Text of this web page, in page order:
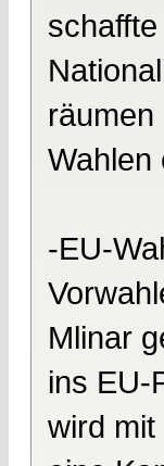
Wahlen
-EU-
Mlinar
ins EU-
wird